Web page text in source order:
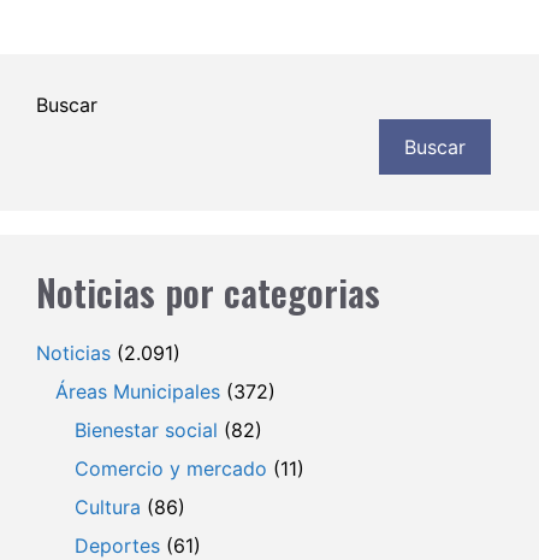
Buscar
Buscar
Noticias por categorias
Noticias (2.091)
Áreas Municipales (372)
Bienestar social (82)
Comercio y mercado (11)
Cultura (86)
Deportes (61)